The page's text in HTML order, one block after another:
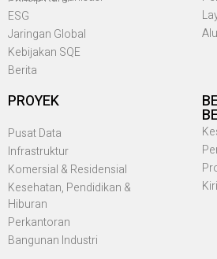
ESG
Jaringan Global
Kebijakan SQE
Berita
PROYEK
Pusat Data
Infrastruktur
Komersial & Residensial
Kesehatan, Pendidikan &
Hiburan
Perkantoran
Bangunan Industri